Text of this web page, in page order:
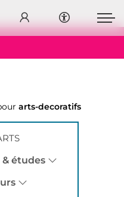
arts-decoratifs
études